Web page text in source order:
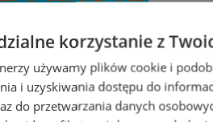
korzystanie z
używamy plików cookie i
i uzyskiwania dostępu do
do przetwarzania danych